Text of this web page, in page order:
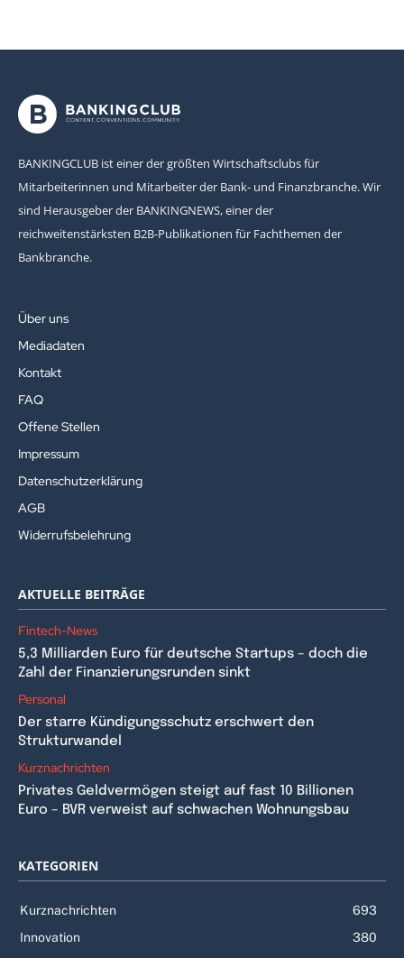
BANKINGCLUB ist einer der größten Wirtschaftsclubs für
Mitarbeiterinnen und Mitarbeiter der Bank- und Finanzbranche. Wir
sind Herausgeber der BANKINGNEWS, einer der
reichweitenstärksten B2B-Publikationen für Fachthemen der
Bankbranche.
Über uns
Mediadaten
Kontakt
FAQ
Offene Stellen
Impressum
Datenschutzerklärung
AGB
Widerrufsbelehrung
AKTUELLE BEITRÄGE
Fintech-News
5,3 Milliarden Euro für deutsche Startups – doch die
Zahl der Finanzierungsrunden sinkt
Personal
Der starre Kündigungsschutz erschwert den
Strukturwandel
Kurznachrichten
Privates Geldvermögen steigt auf fast 10 Billionen
Euro – BVR verweist auf schwachen Wohnungsbau
KATEGORIEN
Kurznachrichten
693
Innovation
380